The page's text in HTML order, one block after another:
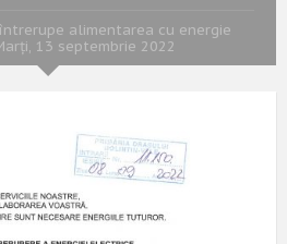
alimentarea cu energie
13 septembrie 2022